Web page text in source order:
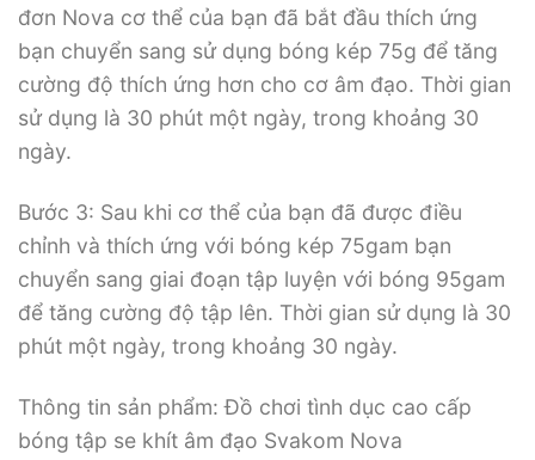
đơn Nova cơ thể của bạn đã bắt đầu thích ứng
bạn chuyển sang sử dụng bóng kép 75g để tăng
cường độ thích ứng hơn cho cơ âm đạo. Thời gian
sử dụng là 30 phút một ngày, trong khoảng 30
ngày.
Bước 3: Sau khi cơ thể của bạn đã được điều
chỉnh và thích ứng với bóng kép 75gam bạn
chuyển sang giai đoạn tập luyện với bóng 95gam
để tăng cường độ tập lên. Thời gian sử dụng là 30
phút một ngày, trong khoảng 30 ngày.
Thông tin sản phẩm: Đồ chơi tình dục cao cấp
bóng tập se khít âm đạo Svakom Nova